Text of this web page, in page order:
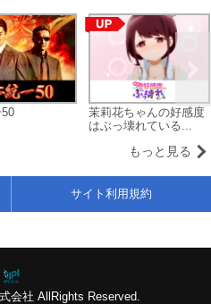
茉莉花ちゃんの好感度
はぶっ壊れている...
もっと見る
会社 AllRights Reserved.
サイト利用規約